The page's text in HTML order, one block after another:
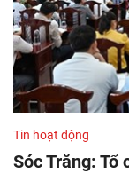
Tin hoạt động
Sóc Trăng: Tổ